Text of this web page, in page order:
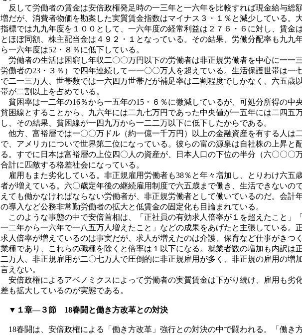
反して労働者の賃金は安倍政権発足時の一三年と一六年を比較すれば現金給与総
増だが、消費者物価を勘案した実質賃金指数はマイナス３・１％と減少している。
指標では九九年度を１００として、一六年度の経常利益は２７６・６に対し、賃金
とほぼ同額、株主配当金は４９２・１となっている。その結果、労働分配率も九九
ら一六年度は52・８％に低下している。
労働者の生活は困窮し年収二〇〇万円以下の労働者は非正規労働者を中心に一一
労働者の23・３％）で四年連続して一一〇〇万人を超えている。生活保護世帯は一
で二一三万人、世帯数では一六四万世帯だが補足率は二割程度でしかなく、六五歳
帯が二割以上を占めている。
貧困率は一二年の16％から一五年の15・６％に微減しているが、可処分所得の中
貧困線とすることから、九六年には二九七万円であった中央値が一五年には二四五
し、その結果、貧困線が一四九万から一二二万以下に低下したからである。
他方、富裕層では一〇〇万ドル（約一億一千万円）以上の金融資産を有する人は
で、アメリカについで世界第二位になっている。彼らの富の源泉は自社株の上昇と
る。すでに日本は富裕層の上位四〇人の資産が、日本人口の下位の半分（六〇〇〇
合計に匹敵する格差社会になっている。
雇用もまた劣化している。非正規雇用労働者も38％と年々増加し、とりわけ六五
者が増えている。六〇歳定年後の継続雇用制度で六五歳まで働き、生活できないの
えても働かなければならない労働者が、非正規労働者として働いているのだ。会計
の導入など公務非常勤労働者の拡大と低賃金の固定化も目論まれている。
このような事態の中で安倍首相は、「正社員の有効求人倍率が１を超えたこと」
一二年から一六年で一八五万人増えたこと」などの成果をあげたと主張している。
求人倍率が増えているのは事実だが、求人が増えたのは介護、保育など仕事がきつ
業種であり、これらの職種を除くと倍率は１以下になる。就業者数の増加も内訳は
二万人、非正規雇用が二〇七万人で圧倒的に非正規雇用が多く、非正規の雇用の増
言えない。
安倍政権によるアベノミクスによって労働者の実質賃金は下がり続け、雇用も劣
差も拡大しているのが実態である。
▼１章―３節 18春闘と働き方改革との対決
18春闘は、安倍政権による「働き方改革」強行との対決の中で闘われる。「働き